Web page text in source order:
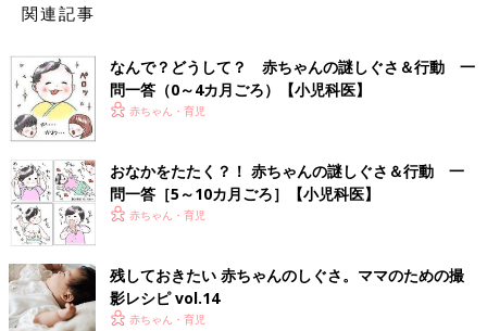
関連記事
なんで？どうして？ 赤ちゃんの謎しぐさ＆行動 一
問一答（0～4カ月ごろ）【小児科医】
赤ちゃん・育児
おなかをたたく？！ 赤ちゃんの謎しぐさ＆行動 一
問一答［5～10カ月ごろ］【小児科医】
赤ちゃん・育児
残しておきたい 赤ちゃんのしぐさ。ママのための撮
影レシピ vol.14
赤ちゃん・育児